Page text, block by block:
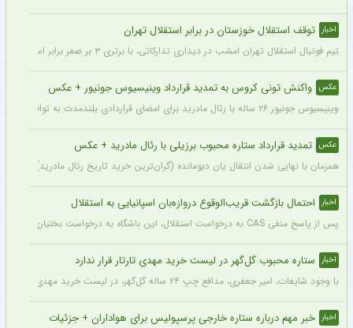
اخبار توقف استقلال خوزستان در برابر استقلال تهران
تیم فوتبال استقلال تهران امشب در دیداری تدارکاتی، با برتری ۳ بر صفر برابر استقلال خوزستان، با دبل سعید سحرخیزان و گل یاسر آسانی پیروز شد.
عکس واکنش تونی کروس به تمدید قرارداد وینیسیوس جونیور + عکس
وینیسیوس جونیور ۲۶ ساله با رئال مادرید برای امضای قراردادی بلندمدت به توافق رسید که او را تا سال ۲۰۳۲ در سانتیاگو برنابئو نگه خواهد داشت و به شایعات درباره احتمال جدایی‌اش از این باشگاه پایان می‌دهد.
عکس تمدید قرارداد ستاره محبوب برزیلی با رئال مادرید + عکس
همزمان با نهایی شدن انتقال یان دیومانده (گران‌ترین خرید تاریخ رئال مادرید)، تمدید قرارداد
اخبار احتمال بازگشت قریب‌الوقوع دروازه‌بان اسپانیایی به استقلال
پس از پاسخ منفی CAS به درخواست استقلال، این باشگاه به درخواست بختیاری‌زاده قصد دارد قرارداد آنتونیو آدان، دروازه‌بان اسپانیایی فصل گذشته، را تمدید کند.
اخبار ستاره محبوب گل‌گهر در لیست خرید مهدی تارتار قرار ندارد
با وجود شایعات، امیر جعفری، مدافع چپ ۲۴ ساله گل‌گهر، در لیست خرید مهدی تارتار قرار ندارد.
اخبار خبر مهم درباره ستاره خارجی پرسپولیس برای هواداران + جزئیات